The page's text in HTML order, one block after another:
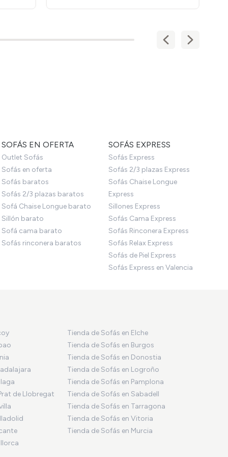
SOFÁS EN OFERTA
Outlet Sofás
Sofás en oferta
Sofás baratos
Sofás 2/3 plazas baratos
Sofá Chaise Longue barato
Sillón barato
Sofá cama barato
Sofás rinconera baratos
SOFÁS EXPRESS
Sofás Express
Sofás 2/3 plazas Express
Sofás Chaise Longue
Express
Sillones Express
Sofás Cama Express
Sofás Rinconera Express
Sofás Relax Express
Sofás de Piel Express
Sofás Express en Valencia
Tienda de Sofás en Elche
Tienda de Sofás en Burgos
Tienda de Sofás en Donostia
Tienda de Sofás en Logroño
Tienda de Sofás en Pamplona
de Llobregat
Tienda de Sofás en Sabadell
Tienda de Sofás en Tarragona
Tienda de Sofás en Vitoria
Tienda de Sofás en Murcia